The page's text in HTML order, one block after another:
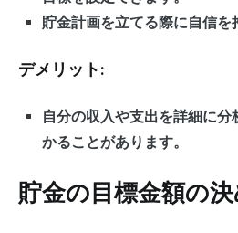
貯金計画を立てる際に自信を
デメリット:
自分の収入や支出を詳細に
かることがあります。
貯金の目標金額の